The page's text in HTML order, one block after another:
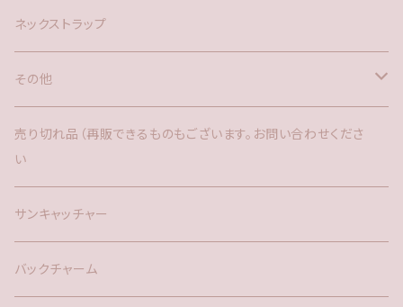
ネックストラップ
その他
バックチャーム
時計
サンキャッチャー
売り切れ品（再販できるものもございます。お問い合わせくださ
い
サンキャッチャー
バックチャーム